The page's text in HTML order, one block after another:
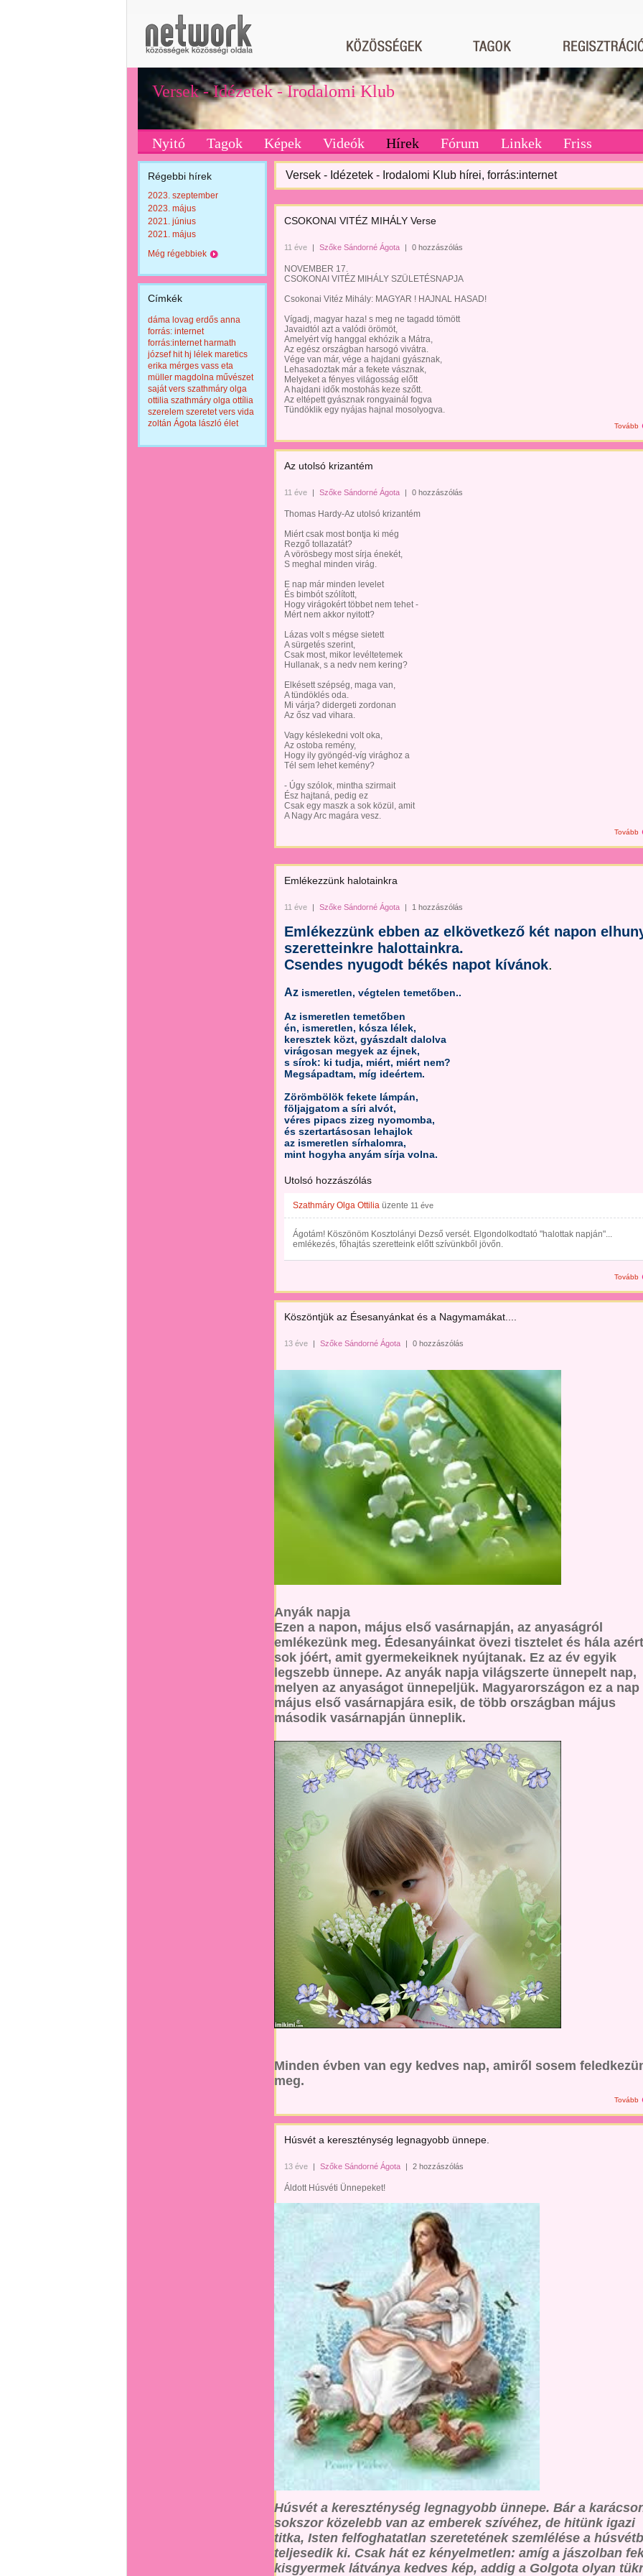
Versek - Idézetek - Irodalomi Klub
Nyitó Tagok Képek Videók Hírek Fórum Linkek Friss
Régebbi hírek
2023. szeptember
2023. május
2021. június
2021. május
Még régebbiek
Címkék
dáma lovag erdős anna
forrás: internet
forrás:internet harmath
józsef hit hj lélek maretics
erika mérges vass eta
müller magdolna művészet
saját vers szathmáry olga
ottilia szathmáry olga ottília
szerelem szeretet vers vida
zoltán Ágota lászló élet
Versek - Idézetek - Irodalomi Klub hírei, forrás:internet
CSOKONAI VITÉZ MIHÁLY Verse
11 éve | Szőke Sándorné Ágota | 0 hozzászólás
NOVEMBER 17.
CSOKONAI VITÉZ MIHÁLY SZÜLETÉSNAPJA
Csokonai Vitéz Mihály: MAGYAR ! HAJNAL HASAD!
Vígadj, magyar haza! s meg ne tagadd tömött
Javaidtól azt a valódi örömöt,
Amelyért víg hanggal ekhózik a Mátra,
Az egész országban harsogó vivátra.
Vége van már, vége a hajdani gyásznak,
Lehasadoztak már a fekete vásznak,
Melyeket a fényes világosság előtt
A hajdani idők mostohás keze szőtt.
Az eltépett gyásznak rongyainál fogva
Tündöklik egy nyájas hajnal mosolyogva.
Tovább
Az utolsó krizantém
11 éve | Szőke Sándorné Ágota | 0 hozzászólás
Thomas Hardy-Az utolsó krizantém
Miért csak most bontja ki még
Rezgő tollazatát?
A vörösbegy most sírja énekét,
S meghal minden virág.
E nap már minden levelet
És bimbót szólított,
Hogy virágokért többet nem tehet -
Mért nem akkor nyitott?
Lázas volt s mégse sietett
A sürgetés szerint,
Csak most, mikor levéltetemek
Hullanak, s a nedv nem kering?
Elkésett szépség, maga van,
A tündöklés oda.
Mi várja? didergeti zordonan
Az ősz vad vihara.
Vagy késlekedni volt oka,
Az ostoba remény,
Hogy ily gyöngéd-víg virághoz a
Tél sem lehet kemény?
- Úgy szólok, mintha szirmait
Ész hajtaná, pedig ez
Csak egy maszk a sok közül, amit
A Nagy Arc magára vesz.
Tovább
Emlékezzünk halotainkra
11 éve | Szőke Sándorné Ágota | 1 hozzászólás
Emlékezzünk ebben az elkövetkező két napon
szeretteinkre halottainkra.
Csendes nyugodt békés napot kívánok.
Az ismeretlen, végtelen temetőben..
Az ismeretlen temetőben
én, ismeretlen, kósza lélek,
keresztek közt, gyászdalt dalolva
virágosan megyek az éjnek,
s sírok: ki tudja, miért, miért nem?
Megsápadtam, míg ideértem.
Zörömbölök fekete lámpán,
följajgatom a síri alvót,
véres pipacs zizeg nyomomba,
és szertartásosan lehajlok
az ismeretlen sírhalomra,
mint hogyha anyám sírja volna.
Utolsó hozzászólás
Szathmáry Olga Ottilia üzente 11 éve
Ágotám! Köszönöm Kosztolányi Dezső versét. Elgondolkodtató "halottak napján"...
emlékezés, főhajtás szeretteink előtt szívünkből jövőn.
Tovább
Köszöntjük az Ésesanyánkat és a Nagymamákat....
13 éve | Szőke Sándorné Ágota | 0 hozzászólás
Anyák napja
Ezen a napon, május első vasárnapján, az anyaságról
emlékezünk meg. Édesanyáinkat övezi tisztelet és hála
sok jóért, amit gyermekeiknek nyújtanak. Ez az év egyik
legszebb ünnepe. Az anyák napja világszerte ünnepelt nap,
melyen az anyaságot ünnepeljük. Magyarországon ez a nap
május első vasárnapjára esik, de több országban május
második vasárnapján ünneplik.
Minden évben van egy kedves nap, amiről sosem
meg.
Tovább
Húsvét a kereszténység legnagyobb ünnepe.
13 éve | Szőke Sándorné Ágota | 2 hozzászólás
Áldott Húsvéti Ünnepeket!
Húsvét a kereszténység legnagyobb ünnepe. Bár a
sokszor közelebb van az emberek szívéhez, de hitünk igazi
titka, Isten felfoghatatlan szeretetének szemlélése a
teljesedik ki. Csak hát ez kényelmetlen: amíg a jászolban
kisgyermek látványa kedves kép, addig a Golgota olyan